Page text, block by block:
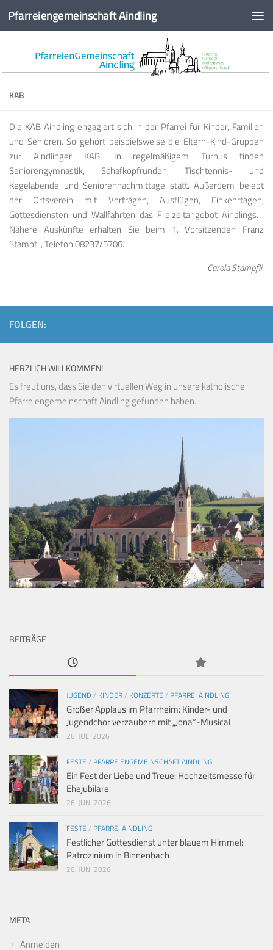
Zum Inhalt springen
Pfarreiengemeinschaft Aindling
KAB
Die KAB Aindling engagiert sich in der Pfarrei für Kinder, Familien
und Senioren. So gehört beispielsweise die Eltern-Kind-Gruppen
zur Aindlinger KAB. In regelmäßigem Turnus finden
Seniorengymnastik, Schafkopfrunden, Tischtennis- und
Kegelabende und Seniorennachmittage statt. Außerdem belebt
der Ortsverein mit Vorträgen, Ausflügen, Einkehrtagen,
Gottesdiensten und Wallfahrten das Freizeitangebot Aindlings.
Nähere Auskünfte erhalten Sie beim 1. Vorsitzenden Franz
Stampfli, Telefon 08237/5706.
Carola Stampfli.
FOLGEN:
HERZLICH WILLKOMMEN!
Es freut uns, dass Sie den virtuellen Weg in unsere katholische
Pfarreiengemeinschaft Aindling gefunden haben.
BEITRÄGE
JUGEND / KINDER/ KONZERTE / PFARREI AINDLING
Großer Applaus im Pfarrheim: Kinder- und
Jugendchor verzaubern mit „Jona“-Musical
26. JULI 2026
FESTE / PFARREIENGEMEINSCHAFT AINDLING
Ein Fest der Liebe und Treue: Hochzeitsmesse für
Ehejubilare
26. JUNI 2026
FESTE / PFARREI AINDLING
Festlicher Gottesdienst unter blauem Himmel:
Patrozinium in Binnenbach
26. JUNI 2026
META
Anmelden